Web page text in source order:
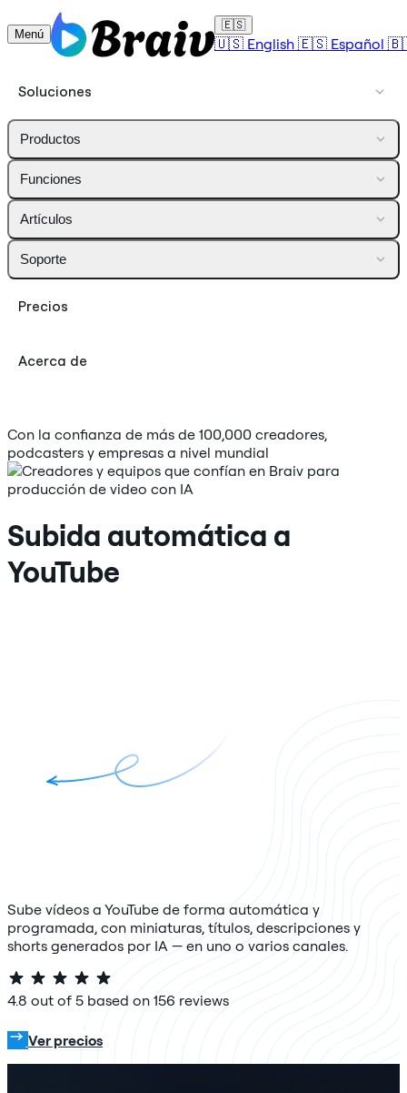
Menú
🇪🇸
🇺🇸 English 🇪🇸 Español
Soluciones
Productos
Funciones
Artículos
Soporte
Precios
Acerca de
Con la confianza de más de 100,000 creadores,
podcasters y empresas a nivel mundial
Subida automática a
YouTube
Sube vídeos a YouTube de forma automática y
programada, con miniaturas, títulos, descripciones y
shorts generados por IA — en uno o varios canales.
4.8 out of 5 based on 156 reviews
Ver precios